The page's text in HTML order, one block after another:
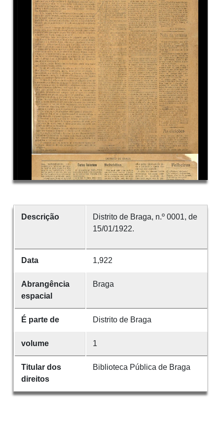
Descrição
Distrito de Braga, n.º 0001, de
15/01/1922.
Data 1,922
Abrangência
espacial
Braga
É parte de Distrito de Braga
volume 1
Titular dos
direitos
Biblioteca Pública de Braga